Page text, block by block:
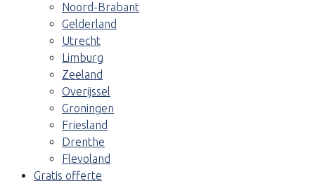
Noord-Brabant
Gelderland
Utrecht
Limburg
Zeeland
Overijssel
Groningen
Friesland
Drenthe
Flevoland
Gratis offerte